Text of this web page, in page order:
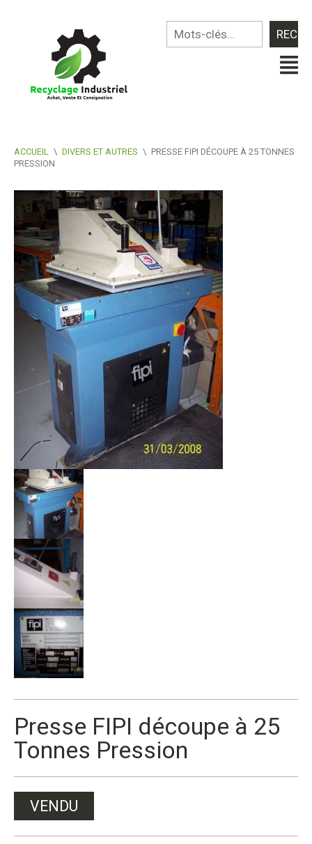
ACCUEIL \ DIVERS ET AUTRES \ PRESSE FIPI DÉCOUPE À 25 TONNES
PRESSION
Presse FIPI découpe à 25
Tonnes Pression
VENDU